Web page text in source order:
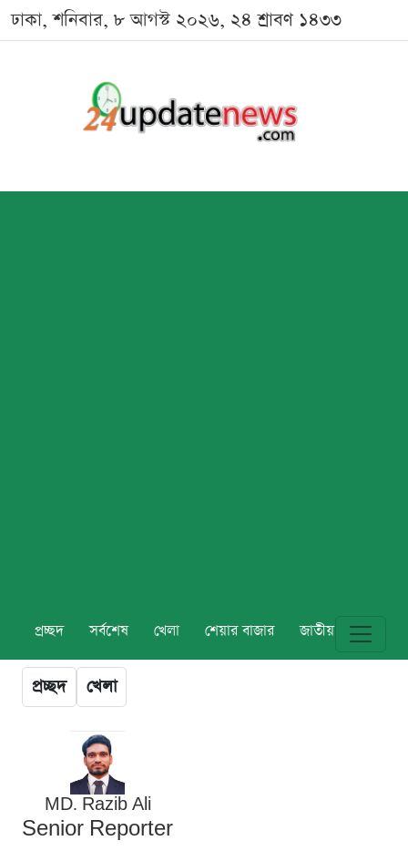
ঢাকা, শনিবার, ৮ আগস্ট ২০২৬, ২৪ শ্রাবণ ১৪৩৩
প্রচ্ছদ সর্বশেষ খেলা শেয়ার বাজার জাতীয় বিশ্ব
প্রচ্ছদ খেলা
MD. Razib Ali
Senior Reporter